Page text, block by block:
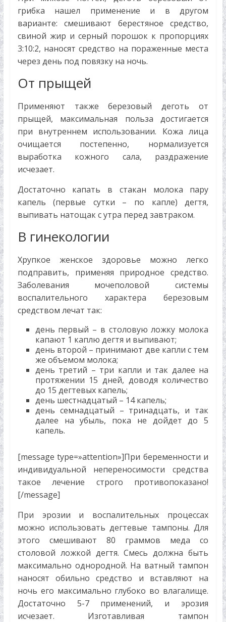
грибка нашел применение и в другом
варианте: смешивают берестяное средство,
свиной жир и серный порошок к пропорциях
3:10:2, наносят средство на пораженные места
через день под повязку на ночь.
От прыщей
Применяют также березовый деготь от
прыщей, максимальная польза достигается
при внутреннем использовании. Кожа лица
очищается постепенно, нормализуется
выработка кожного сала, раздражение
исчезает.
Достаточно капать в стакан молока пару
капель (первые сутки – по капле) дегтя,
выпивать натощак с утра перед завтраком.
В гинекологии
Хрупкое женское здоровье можно легко
подправить, применяя природное средство.
Заболевания мочеполовой системы
воспалительного характера березовым
средством лечат так:
день первый – в столовую ложку молока
капают 1 каплю дегтя и выпивают;
день второй – принимают две капли с тем
же объемом молока;
день третий – три капли и так далее на
протяжении 15 дней, доводя количество
до 15 дегтевых капель;
день шестнадцатый – 14 капель;
день семнадцатый – тринадцать, и так
далее на убыль, пока не дойдет до 5
капель.
[message type=»attention»]При беременности и
индивидуальной непереносимости средства
такое лечение строго противопоказано!
[/message]
При эрозии и воспалительных процессах
можно использовать дегтевые тампоны. Для
этого смешивают 80 граммов меда со
столовой ложкой дегтя. Смесь должна быть
максимально однородной. На ватный тампон
наносят обильно средство и вставляют на
ночь его максимально глубоко во влагалище.
Достаточно 5-7 применений, и эрозия
исчезает. Изготавливая тампон